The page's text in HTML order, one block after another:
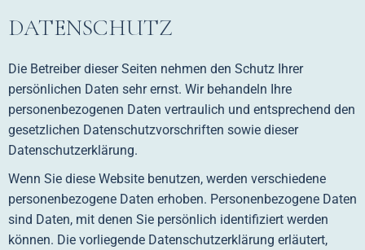
DATENSCHUTZ
Die Betreiber dieser Seiten nehmen den Schutz Ihrer
persönlichen Daten sehr ernst. Wir behandeln Ihre
personenbezogenen Daten vertraulich und entsprechend den
gesetzlichen Datenschutzvorschriften sowie dieser
Datenschutzerklärung.
Wenn Sie diese Website benutzen, werden verschiedene
personenbezogene Daten erhoben. Personenbezogene Daten
sind Daten, mit denen Sie persönlich identifiziert werden
können. Die vorliegende Datenschutzerklärung erläutert,